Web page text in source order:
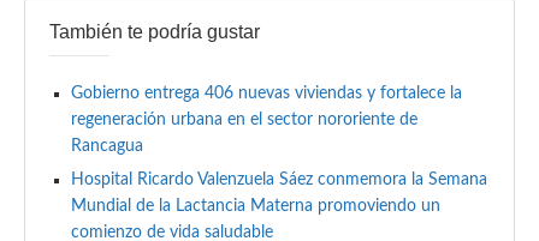
También te podría gustar
Gobierno entrega 406 nuevas viviendas y fortalece la
regeneración urbana en el sector nororiente de
Rancagua
Hospital Ricardo Valenzuela Sáez conmemora la Semana
Mundial de la Lactancia Materna promoviendo un
comienzo de vida saludable